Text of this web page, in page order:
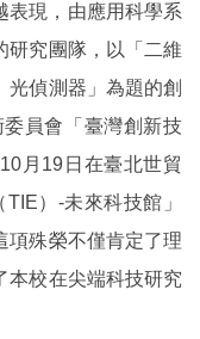
表現，由應用科學系
研究團隊，以「二維
光偵測器」為題的創
員會「臺灣創新技
月19日在臺北世貿
）-未來科技館」
項殊榮不僅肯定了理
本校在尖端科技研究